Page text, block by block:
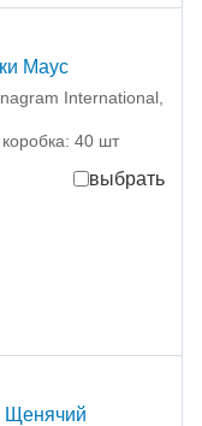
Маус
International,
40 шт
выбрать
Щенячий